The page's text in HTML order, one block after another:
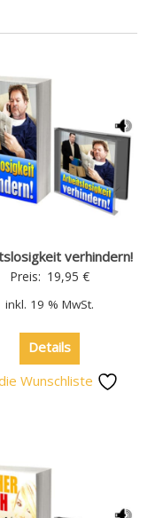
verhindern!
Preis: 19,95 €
inkl. 19 % MwSt.
Details
Wunschliste